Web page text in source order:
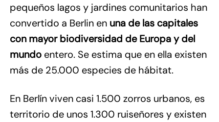
pequeños lagos y jardines comunitarios han
convertido a Berlin en una de las capitales
con mayor biodiversidad de Europa y del
mundo entero. Se estima que en ella existen
más de 25.000 especies de hábitat.
En Berlín viven casi 1.500 zorros urbanos, es
territorio de unos 1.300 ruiseñores y existen